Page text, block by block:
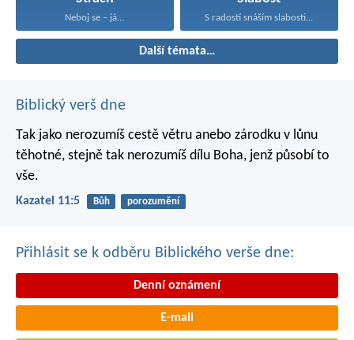
Neboj se – já... S radostí snáším slabosti...
Další témata…
Biblický verš dne
Tak jako nerozumíš cestě větru anebo zárodku v lůnu
těhotné, stejně tak nerozumíš dílu Boha, jenž působí to
vše.
Kazatel 11:5 Bůh porozumění
Přihlásit se k odběru Biblického verše dne:
Denní oznámení
E-mail